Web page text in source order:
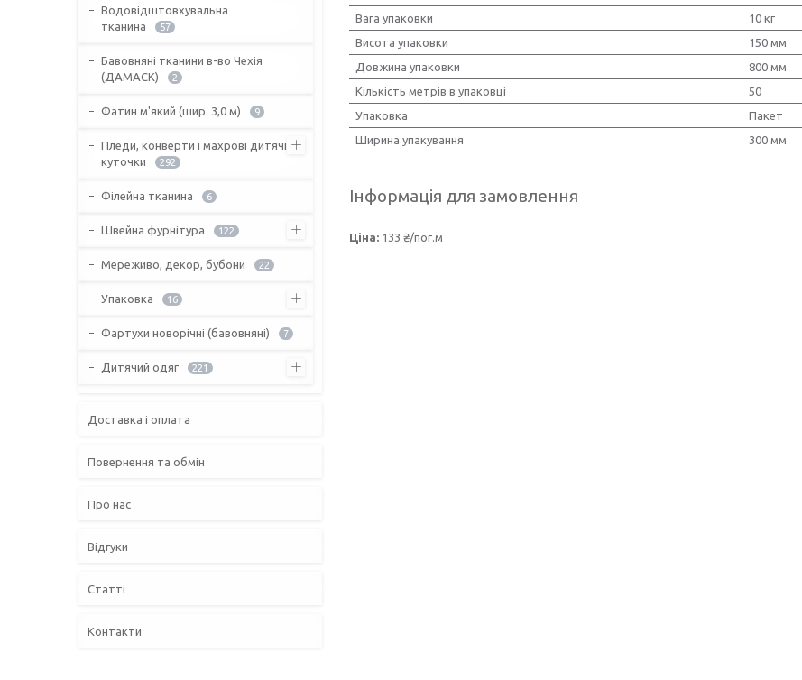
Вага упаковки
10 кг
Висота упаковки
150 мм
Довжина упаковки
800 мм
Кількість метрів в упаковці
50
Упаковка
Пакет
Ширина упакування
300 мм
Інформація для замовлення
Ціна: 133 ₴/пог.м
Водовідштовхувальна
тканина
57
Бавовняні тканини в-во Чехія
(ДАМАСК)
2
Фатин м'який (шир. 3,0 м) 9
Пледи, конверти і махрові дитячі
куточки
292
Філейна тканина 6
Швейна фурнітура 122
Мереживо, декор, бубони 22
Упаковка 16
Фартухи новорічні (бавовняні) 7
Дитячий одяг 221
Доставка і оплата
Повернення та обмін
Про нас
Відгуки
Статті
Контакти